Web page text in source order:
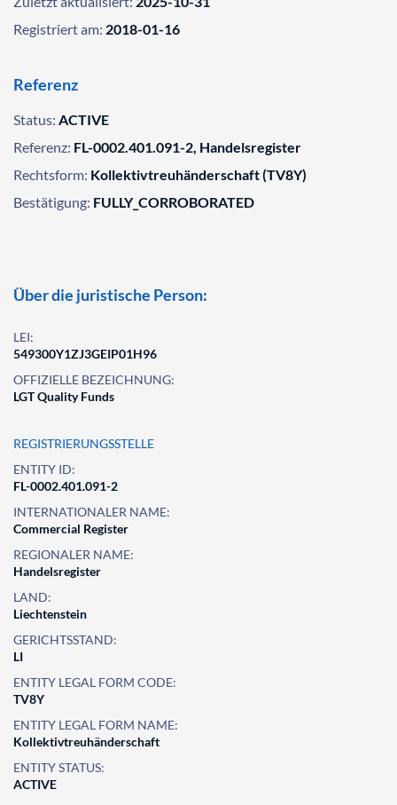
Registriert am: 2018-01-16
Referenz
Status: ACTIVE
Referenz: FL-0002.401.091-2, Handelsregister
Rechtsform: Kollektivtreuhänderschaft (TV8Y)
Bestätigung: FULLY_CORROBORATED
Über die juristische Person:
LEI:
549300Y1ZJ3GEIP01H96
OFFIZIELLE BEZEICHNUNG:
LGT Quality Funds
REGISTRIERUNGSSTELLE
ENTITY ID:
FL-0002.401.091-2
INTERNATIONALER NAME:
Commercial Register
REGIONALER NAME:
Handelsregister
LAND:
Liechtenstein
GERICHTSSTAND:
LI
ENTITY LEGAL FORM CODE:
TV8Y
ENTITY LEGAL FORM NAME:
Kollektivtreuhänderschaft
ENTITY STATUS:
ACTIVE